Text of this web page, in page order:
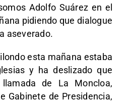
Adolfo Suárez en el
pidiendo que dialogue
aseverado.
esta mañana estaba
y ha deslizado que
de La Moncloa,
Gabinete de Presidencia,